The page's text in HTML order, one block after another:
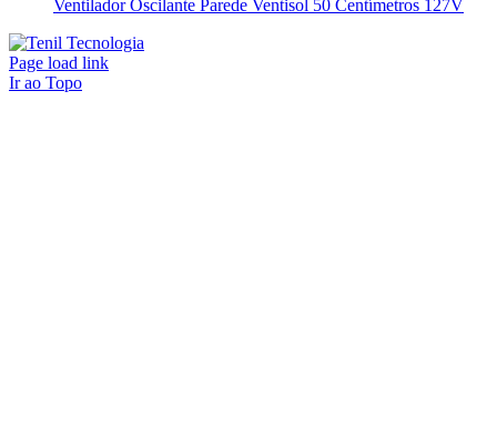
Ventilador Oscilante Parede Ventisol 50 Centímetros 127V
Page load link
Ir ao Topo